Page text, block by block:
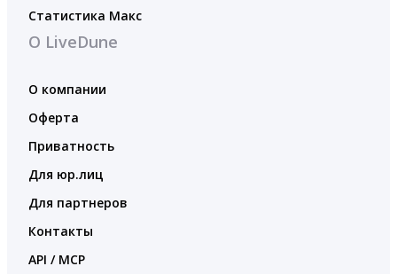
Статистика Макс
О LiveDune
О компании
Оферта
Приватность
Для юр.лиц
Для партнеров
Контакты
API / MCP